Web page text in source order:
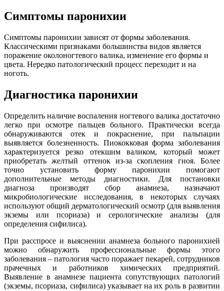
Симптомы паронихии
Симптомы паронихии зависят от формы заболевания.
Классическими признаками большинства видов является
поражение околоногтевого валика, изменение его формы и
цвета. Нередко патологический процесс переходит и на
ноготь.
Диагностика паронихии
Определить наличие воспаления ногтевого валика достаточно
легко при осмотре пальцев больного. Практически всегда
обнаруживаются отек и покраснение, при пальпации
выявляется болезненность. Пиококковая форма заболевания
характеризуется резко отекшим валиком, который может
приобретать желтый оттенок из-за скопления гноя. Более
точно установить форму паронихии помогают
дополнительные методы диагностики. Для постановки
диагноза производят сбор анамнеза, назначают
микробиологические исследования, в некоторых случаях
используют общий дерматологический осмотр (для выявления
экземы или псориаза) и серологические анализы (для
определения сифилиса).
При расспросе и выяснении анамнеза больного паронихией
можно обнаружить профессиональные формы этого
заболевания – патология часто поражает пекарей, сотрудников
прачечных и работников химических предприятий.
Выявление в анамнезе пациента сопутствующих патологий
(экземы, псориаза, сифилиса) указывает на их роль в развитии